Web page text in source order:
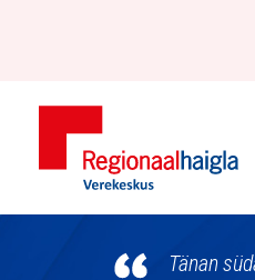
Põhja-
Tänan